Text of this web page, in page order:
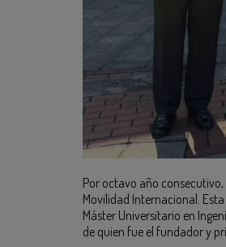
Por octavo año consecutivo,
Movilidad Internacional.
Máster Universitario en
de quien fue el fundador y